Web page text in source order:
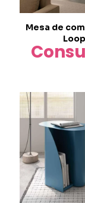
Mesa de
Loop